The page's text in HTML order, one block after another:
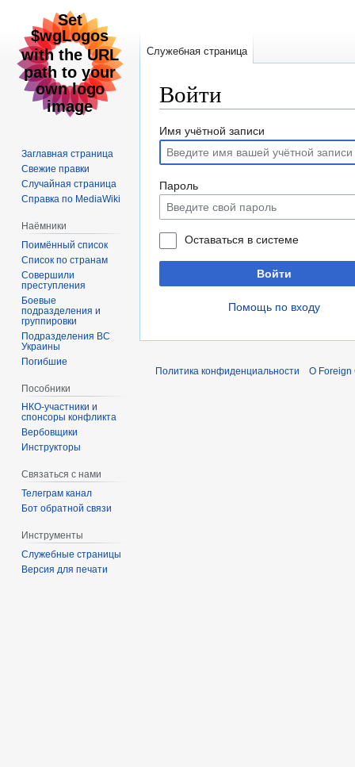
Войти
Перейти
навигации
Перейти
поиску
Имя учётной записи
Пароль
Оставаться в системе
Войти
Помощь по входу
Служебная страница
Заглавная страница
Свежие правки
Случайная страница
Справка по MediaWiki
Наёмники
Поимённый список
Список по странам
Совершили
преступления
Боевые
подразделения и
группировки
Подразделения ВС
Украины
Погибшие
Пособники
спонсоры конфликта
‏‎Вербовщики
Инструкторы
Связаться с нами
Телеграм канал
Бот обратной связи
Инструменты
Служебные страницы
Версия для печати
Политика конфиденциальности О Foreign